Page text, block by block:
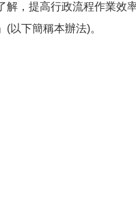
，提高行政流程作業效
以下簡稱本辦法)。